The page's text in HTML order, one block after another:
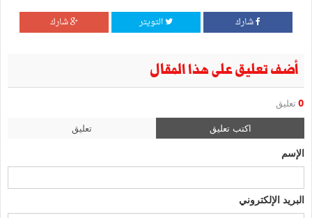
شارك التويتر شارك
أضف تعليق على هذا المقال
0 تعليق
اكتب تعليق تعليق
الإسم
البريد الإلكتروني